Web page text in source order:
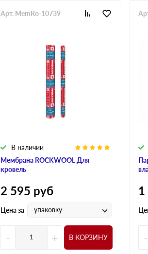
Мембрана ROCKWOOL Для
кровель
В наличии
Арт. MemRo-10739
2 595 руб
Цена за упаковку
- + В КОРЗИНУ
1
-